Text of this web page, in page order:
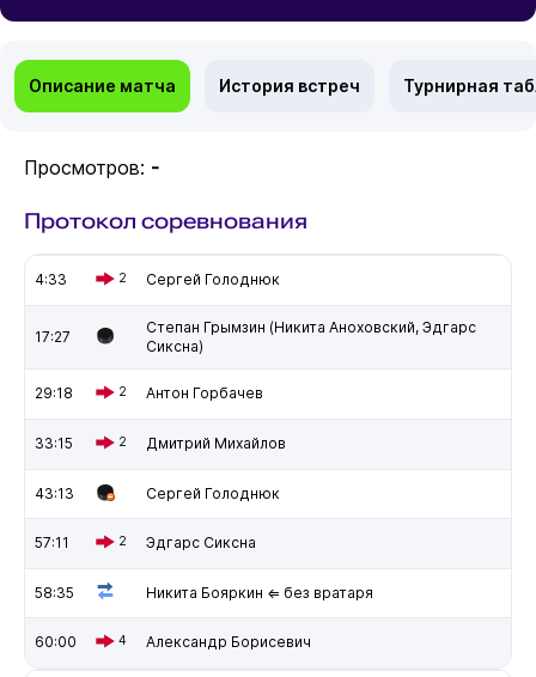
Описание матча История встреч Турнирная
Просмотров: -
Протокол соревнования
4:33 2 Сергей Голоднюк
17:27
Степан Грымзин (Никита Аноховский, Эдгарс
Сиксна)
29:18 2 Антон Горбачев
33:15 2 Дмитрий Михайлов
43:13 Сергей Голоднюк
57:11 2 Эдгарс Сиксна
58:35 Никита Бояркин ⇐ без вратаря
60:00 4 Александр Борисевич